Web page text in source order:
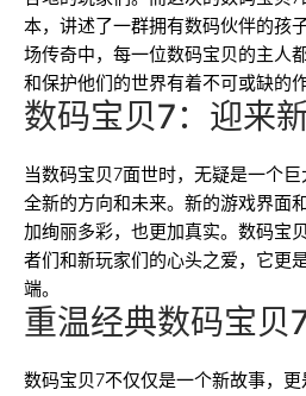
本，讲述了一群拥有数码伙伴的孩
场传奇中，每一位数码宝贝的主人
和保护他们的世界有着不可或缺的作
数码宝贝7：迎来
当数码宝贝7面世时，无疑是一个
全新的方向和未来。新的游戏界面
加绚丽多彩，也更加真实。数码宝
者们和新玩家们的心头之爱，它更
端。
重温经典数码宝贝
数码宝贝7不仅仅是一个新故事，